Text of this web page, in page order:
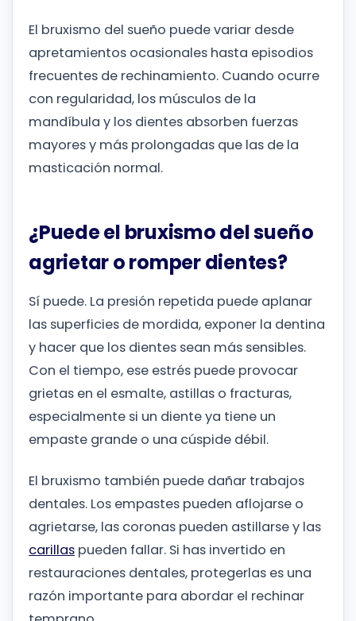
El bruxismo del sueño puede variar desde
apretamientos ocasionales hasta episodios
frecuentes de rechinamiento. Cuando ocurre
con regularidad, los músculos de la
mandíbula y los dientes absorben fuerzas
mayores y más prolongadas que las de la
masticación normal.
¿Puede el bruxismo del sueño
agrietar o romper dientes?
Sí puede. La presión repetida puede aplanar
las superficies de mordida, exponer la dentina
y hacer que los dientes sean más sensibles.
Con el tiempo, ese estrés puede provocar
grietas en el esmalte, astillas o fracturas,
especialmente si un diente ya tiene un
empaste grande o una cúspide débil.
El bruxismo también puede dañar trabajos
dentales. Los empastes pueden aflojarse o
agrietarse, las coronas pueden astillarse y las
carillas pueden fallar. Si has invertido en
restauraciones dentales, protegerlas es una
razón importante para abordar el rechinar